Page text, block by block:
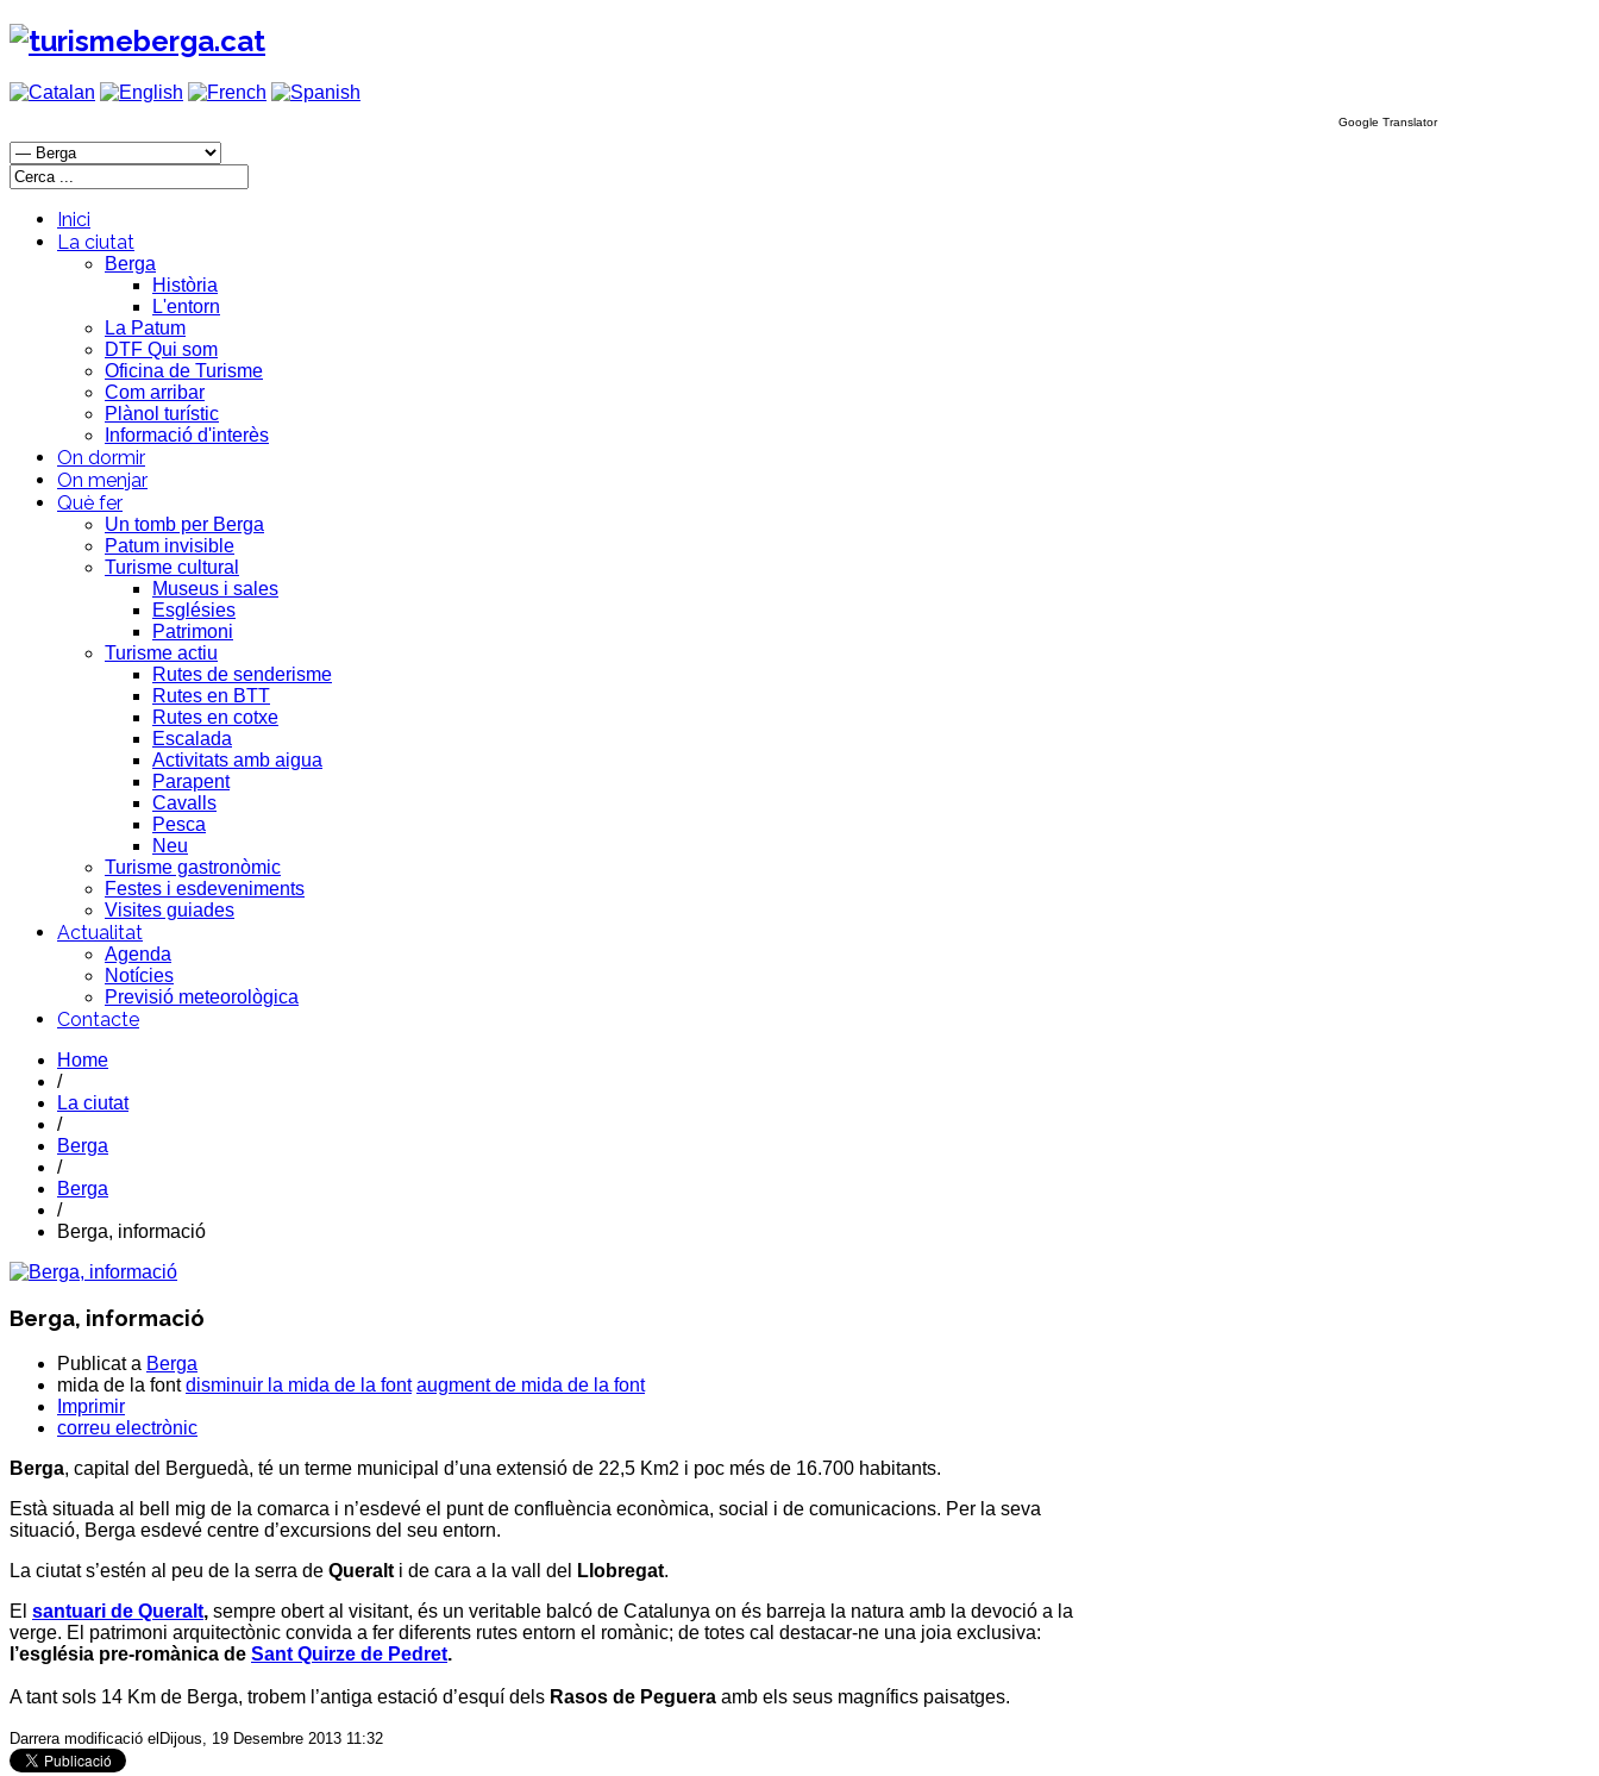
Google Translator
Inici
La ciutat
Berga
Història
L'entorn
La Patum
DTF Qui som
Oficina de Turisme
Com arribar
Plànol turístic
Informació d'interès
On dormir
On menjar
Què fer
Un tomb per Berga
Patum invisible
Turisme cultural
Museus i sales
Esglésies
Patrimoni
Turisme actiu
Rutes de senderisme
Rutes en BTT
Rutes en cotxe
Escalada
Activitats amb aigua
Parapent
Cavalls
Pesca
Neu
Turisme gastronòmic
Festes i esdeveniments
Visites guiades
Actualitat
Agenda
Notícies
Previsió meteorològica
Contacte
Home
/
La ciutat
/
Berga
/
Berga
/
Berga, informació
Berga, informació
Publicat a Berga
mida de la font disminuir la mida de la font augment de mida de la font
Imprimir
correu electrònic
Berga, capital del Berguedà, té un terme municipal d’una extensió de 22,5 Km2 i poc més de 16.700 habitants.
Està situada al bell mig de la comarca i n’esdevé el punt de confluència econòmica, social i de comunicacions. Per la seva
situació, Berga esdevé centre d’excursions del seu entorn.
La ciutat s’estén al peu de la serra de Queralt i de cara a la vall del Llobregat.
El santuari de Queralt, sempre obert al visitant, és un veritable balcó de Catalunya on és barreja la natura amb la devoció a la
verge. El patrimoni arquitectònic convida a fer diferents rutes entorn el romànic; de totes cal destacar-ne una joia exclusiva:
l’església pre-romànica de Sant Quirze de Pedret.
A tant sols 14 Km de Berga, trobem l’antiga estació d’esquí dels Rasos de Peguera amb els seus magnífics paisatges.
Darrera modificació elDijous, 19 Desembre 2013 11:32